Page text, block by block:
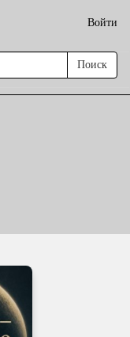
Войти
Поиск